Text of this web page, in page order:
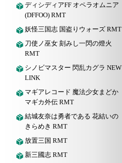
ディシディアFF オペラオムニア
(DFFOO) RMT
妖怪三国志 国盗りウォーズ RMT
刀使ノ巫女 刻みし一閃の燈火
RMT
シノビマスター 閃乱カグラ NEW
LINK
マギアレコード 魔法少女まどか
マギカ外伝 RMT
結城友奈は勇者である 花結いの
きらめき RMT
放置三国 RMT
新三國志 RMT